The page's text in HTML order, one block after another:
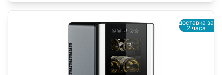
доставка за
2 часа